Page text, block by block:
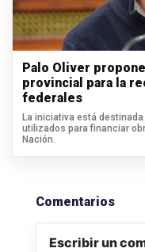
Palo Oliver
provincial para la
federales
La iniciativa está
utilizados para financiar
Nación.
Comentarios
Escribir un